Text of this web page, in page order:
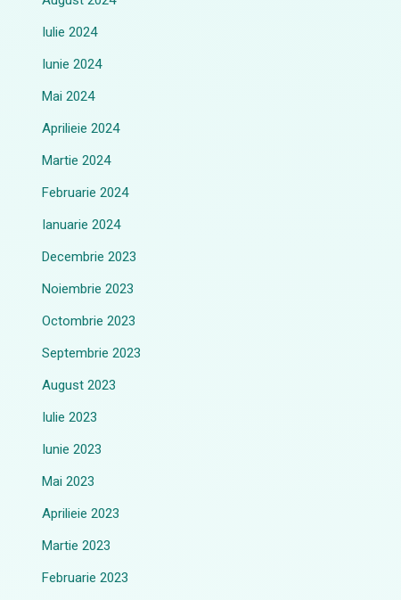
Iulie 2024
Iunie 2024
Mai 2024
Aprilieie 2024
Martie 2024
Februarie 2024
Ianuarie 2024
Decembrie 2023
Noiembrie 2023
Octombrie 2023
Septembrie 2023
August 2023
Iulie 2023
Iunie 2023
Mai 2023
Aprilieie 2023
Martie 2023
Februarie 2023